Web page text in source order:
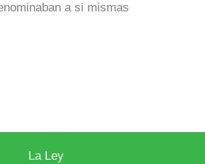
a si mismas
La Ley